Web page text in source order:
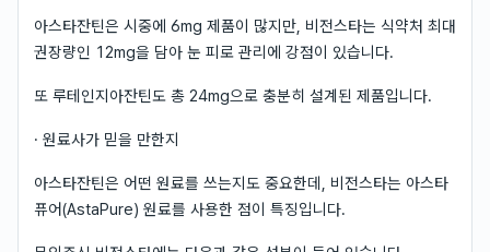
아스타잔틴은 시중에 6mg 제품이 많지만, 비전스타는 식약처 최대
권장량인 12mg을 담아 눈 피로 관리에 강점이 있습니다.
또 루테인지아잔틴도 총 24mg으로 충분히 설계된 제품입니다.
· 원료사가 믿을 만한지
아스타잔틴은 어떤 원료를 쓰는지도 중요한데, 비전스타는 아스타
퓨어(AstaPure) 원료를 사용한 점이 특징입니다.